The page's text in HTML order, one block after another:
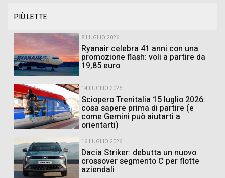
PIÙ LETTE
8 LUGLIO 2026
Ryanair celebra 41 anni con una
promozione flash: voli a partire da
19,85 euro
14 LUGLIO 2026
Sciopero Trenitalia 15 luglio 2026:
cosa sapere prima di partire (e
come Gemini può aiutarti a
orientarti)
16 LUGLIO 2026
Dacia Striker: debutta un nuovo
crossover segmento C per flotte
aziendali